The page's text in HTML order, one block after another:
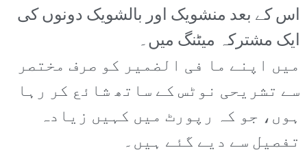
اس کے بعد منشویک اور بالشویک دونوں کی
ایک مشترکہ میٹنگ میں۔
میں اپنے ما فی الضمیر کو صرف مختصر
سے تشریحی نوٹس کے ساتھ شائع کر رہا
ہوں، جو کہ رپورٹ میں کہیں زیادہ
تفصیل سے دیے گئے ہیں۔